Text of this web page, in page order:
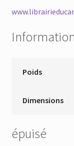
Poids
Dimensions
épuisé